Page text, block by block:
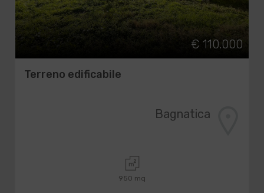
€ 110.000
Terreno edificabile
Bagnatica
950 mq